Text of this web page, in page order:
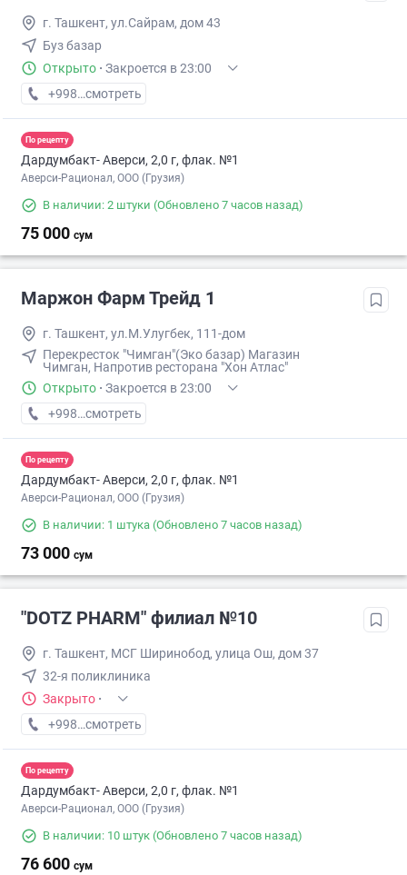
г. Ташкент, ул.Сайрам, дом 43
Буз базар
Открыто · Закроется в 23:00
+998 (55) XXX-XX-XX
смотреть
По рецепту
Дардумбакт- Аверси, 2,0 г, флак. №1
Аверси-Рационал, ООО (Грузия)
В наличии: 2 штуки (Обновлено 7 часов назад)
75 000 сум
Маржон Фарм Трейд 1
г. Ташкент, ул.М.Улугбек, 111-дом
Перекресток "Чимган"(Эко базар) Магазин
Чимган, Напротив ресторана "Хон Атлас"
Открыто · Закроется в 23:00
+998 (99) XXX-XX-XX
смотреть
По рецепту
Дардумбакт- Аверси, 2,0 г, флак. №1
Аверси-Рационал, ООО (Грузия)
В наличии: 1 штука (Обновлено 7 часов назад)
73 000 сум
"DOTZ PHARM" филиал №10
г. Ташкент, МСГ Ширинобод, улица Ош, дом 37
32-я поликлиника
Закрыто ·
+998 (77) XXX-XX-XX
смотреть
По рецепту
Дардумбакт- Аверси, 2,0 г, флак. №1
Аверси-Рационал, ООО (Грузия)
В наличии: 10 штук (Обновлено 7 часов назад)
76 600 сум